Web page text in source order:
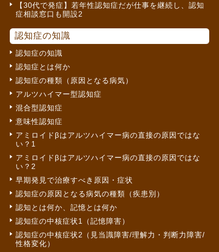
【30代で発症】若年性認知症だが仕事を継続し、認知
症相談窓口も開設2
認知症の知識
認知症の知識
認知症とは何か
認知症の種類（原因となる病気）
アルツハイマー型認知症
混合型認知症
意味性認知症
アミロイドβはアルツハイマー病の直接の原因ではな
い？1
アミロイドβはアルツハイマー病の直接の原因ではな
い？2
早期発見で治療すべき原因・症状
認知症の原因となる病気の種類（疾患別）
認知とは何か、記憶とは何か
認知症の中核症状1（記憶障害）
認知症の中核症状2（見当識障害/理解力・判断力障害/
性格変化）